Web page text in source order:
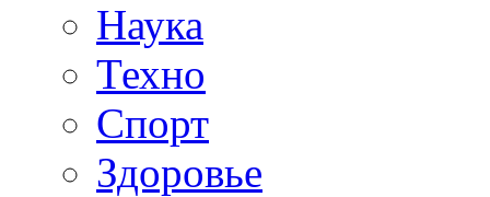
Наука
Техно
Спорт
Здоровье